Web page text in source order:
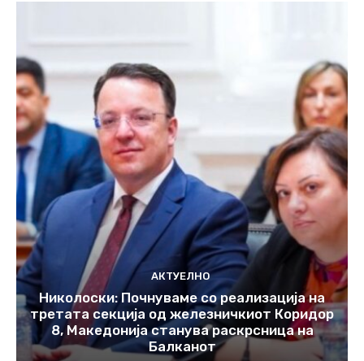
АКТУЕЛНО
Николоски: Почнуваме со реализација на
третата секција од железничкиот Коридор
8, Македонија станува раскрсница на
Балканот